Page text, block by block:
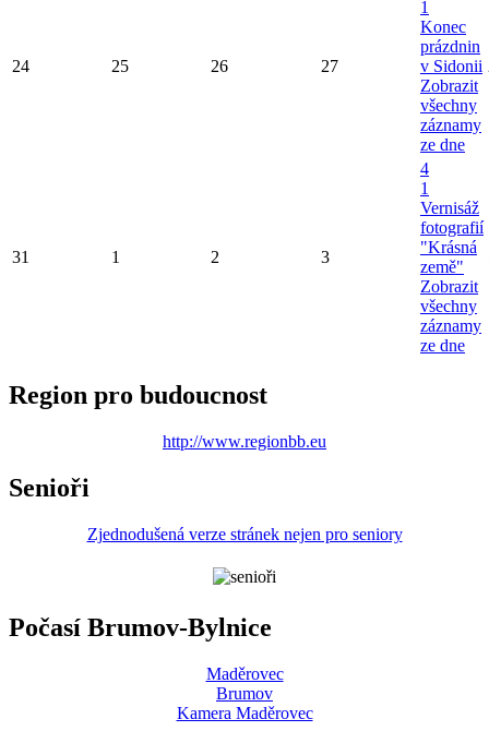
24 25 26 27
1
Konec
prázdnin
v Sidonii
Zobrazit
všechny
záznamy
ze dne
31 1 2 3
4
1
Vernisáž
fotografií
"Krásná
země"
Zobrazit
všechny
záznamy
ze dne
Region pro budoucnost
http://www.regionbb.eu
Senioři
Zjednodušená verze stránek nejen pro seniory
Počasí Brumov-Bylnice
Maděrovec
Brumov
Kamera Maděrovec